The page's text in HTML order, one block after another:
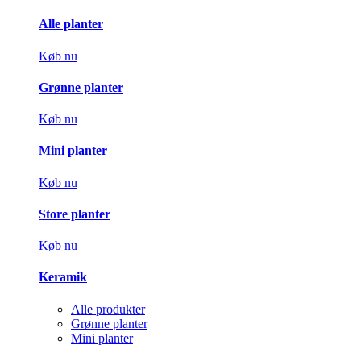
Alle planter
Køb nu
Grønne planter
Køb nu
Mini planter
Køb nu
Store planter
Køb nu
Keramik
Alle produkter
Grønne planter
Mini planter